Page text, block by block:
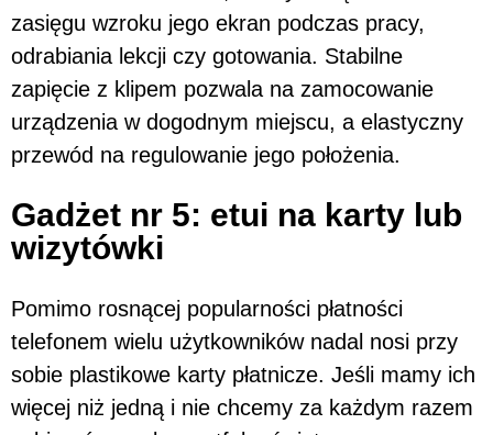
zasięgu wzroku jego ekran podczas pracy,
odrabiania lekcji czy gotowania. Stabilne
zapięcie z klipem pozwala na zamocowanie
urządzenia w dogodnym miejscu, a elastyczny
przewód na regulowanie jego położenia.
Gadżet nr 5: etui na karty lub
wizytówki
Pomimo rosnącej popularności płatności
telefonem wielu użytkowników nadal nosi przy
sobie plastikowe karty płatnicze. Jeśli mamy ich
więcej niż jedną i nie chcemy za każdym razem